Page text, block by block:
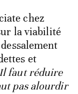
chez
la viabilité
et
Il faut réduire
pas alourdir